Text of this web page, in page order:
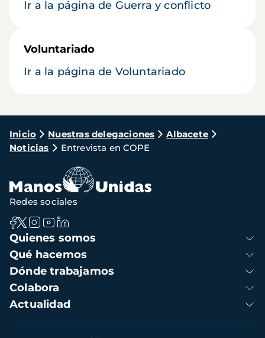
Ir a la página de Guerra y conflicto
Voluntariado
Ir a la página de Voluntariado
Ruta
de
navegación
Inicio Nuestras delegaciones
Albacete
Noticias
Entrevista en COPE
Navegación
principal
Quienes somos
Qué hacemos
Dónde trabajamos
Colabora
Actualidad
Redes sociales